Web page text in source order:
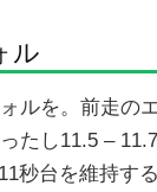
ル
ルを。前走の
たし11.5 –
秒台を維持す